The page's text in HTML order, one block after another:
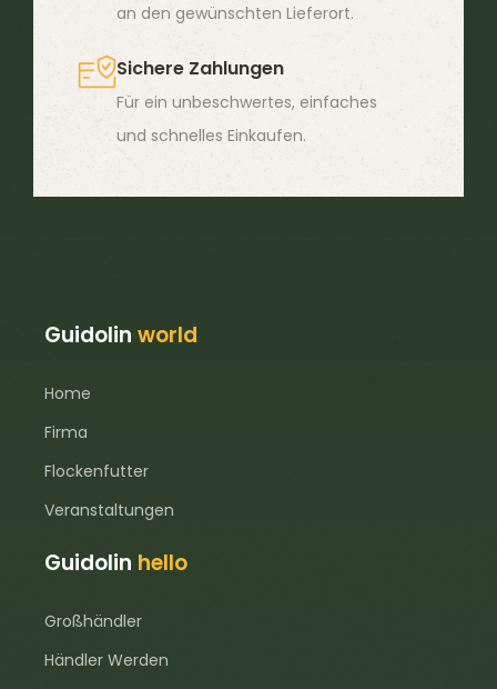
an den gewünschten Lieferort.
Sichere Zahlungen
Für ein unbeschwertes, einfaches
und schnelles Einkaufen.
Guidolinworld
Home
Firma
Flockenfutter
Veranstaltungen
Guidolin hello
Großhändler
Händler Werden